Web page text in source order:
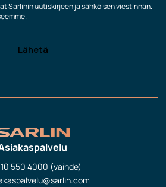
Sarlinin uutiskirjeen ja sähköisen viestinnän.
.
550 4000 (vaihde)